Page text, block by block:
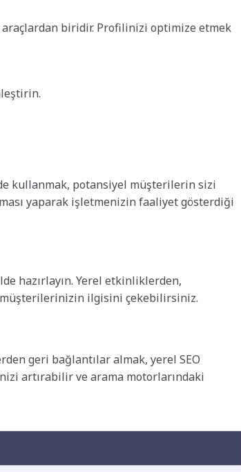
biridir. Profilinizi optimize etmek
kullanmak, potansiyel müşterilerin sizi
yaparak işletmenizin faaliyet gösterdiği
hazırlayın. Yerel etkinliklerden,
ilgisini çekebilirsiniz.
geri bağlantılar almak, yerel SEO
artırabilir ve arama motorlarındaki